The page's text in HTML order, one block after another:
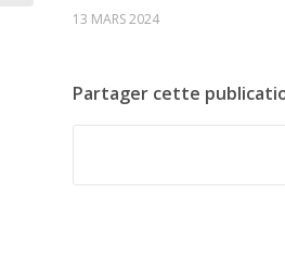
13 MARS 2024
Partager cette